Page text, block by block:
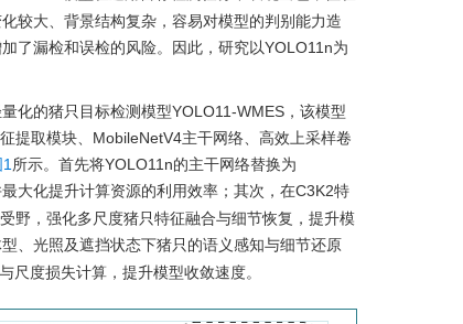
较大、背景结构复杂，容易对模型的判别能力造
了漏检和误检的风险。因此，研究以YOLO11n为
化的猪只目标检测模型YOLO11-WMES，该模型
提取模块、MobileNetV4主干网络、高效上采样卷
所示。首先将YOLO11n的主干网络替换为
大化提升计算资源的利用效率；其次，在C3K2特
野，强化多尺度猪只特征融合与细节恢复，提升模
、光照及遮挡状态下猪只的语义感知与细节还原
尺度损失计算，提升模型收敛速度。